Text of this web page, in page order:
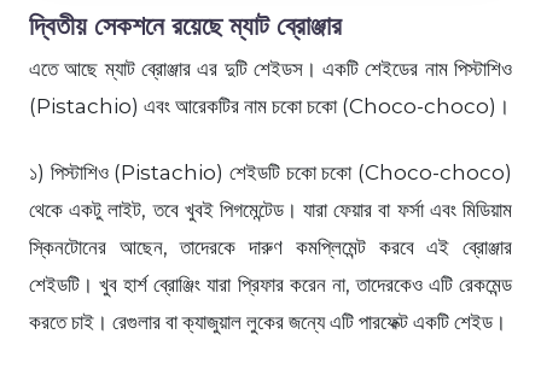
দ্বিতীয় সেকশনে রয়েছে ম্যাট ব্রোঞ্জার
এতে আছে ম্যাট ব্রোঞ্জার এর দুটি শেইডস। একটি শেইডের নাম পিস্টাশিও
(Pistachio) এবং আরেকটির নাম চকো চকো (Choco-choco)।
১) পিস্টাশিও (Pistachio) শেইডটি চকো চকো (Choco-choco)
থেকে একটু লাইট, তবে খুবই পিগমেন্টেড। যারা ফেয়ার বা ফর্সা এবং মিডিয়াম
স্কিনটোনের আছেন, তাদেরকে দারুণ কমপ্লিমেন্ট করবে এই ব্রোঞ্জার
শেইডটি। খুব হার্শ ব্রোঞ্জিং যারা প্রিফার করেন না, তাদেরকেও এটি রেকমেন্ড
করতে চাই। রেগুলার বা ক্যাজুয়াল লুকের জন্যে এটি পারফেক্ট একটি শেইড।